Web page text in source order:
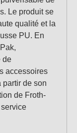
Le produit se
qualité et la
PU. En
de
accessoires
partir de son
de Froth-